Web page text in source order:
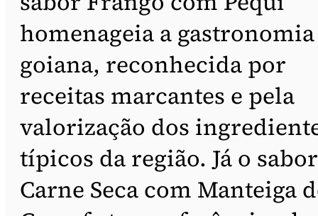
homenageia a gastronomia
goiana, reconhecida por
receitas marcantes e pela
valorização dos
típicos da região. Já o sabor
Carne Seca com Manteiga